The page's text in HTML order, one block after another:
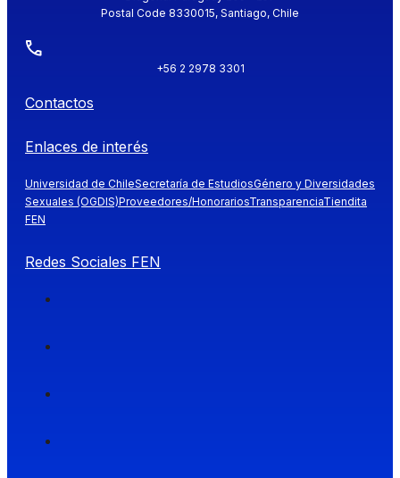
Postal Code 8330015, Santiago, Chile
+56 2 2978 3301
Contactos
Enlaces de interés
Universidad de ChileSecretaría de EstudiosGénero y Diversidades
Sexuales (OGDIS)Proveedores/HonorariosTransparenciaTiendita
FEN
Redes Sociales FEN